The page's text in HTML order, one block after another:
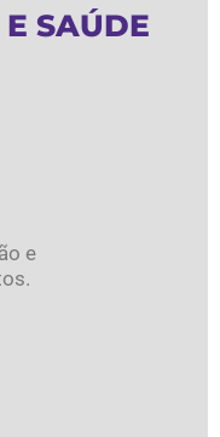
SAÚDE
e